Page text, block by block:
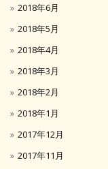
2018年6月
2018年5月
2018年4月
2018年3月
2018年2月
2018年1月
2017年12月
2017年11月